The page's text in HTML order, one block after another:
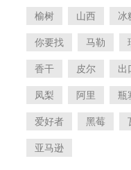
榆树 山西 冰
你要找 马勒
香干 皮尔 出
凤梨 阿里 瓶
爱好者 黑莓
亚马逊